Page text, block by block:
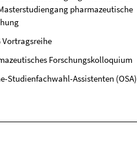
pharmazeutische
Vortragsreihe
Forschungskolloquium
Studienfachwahl-Assistenten (OSA)